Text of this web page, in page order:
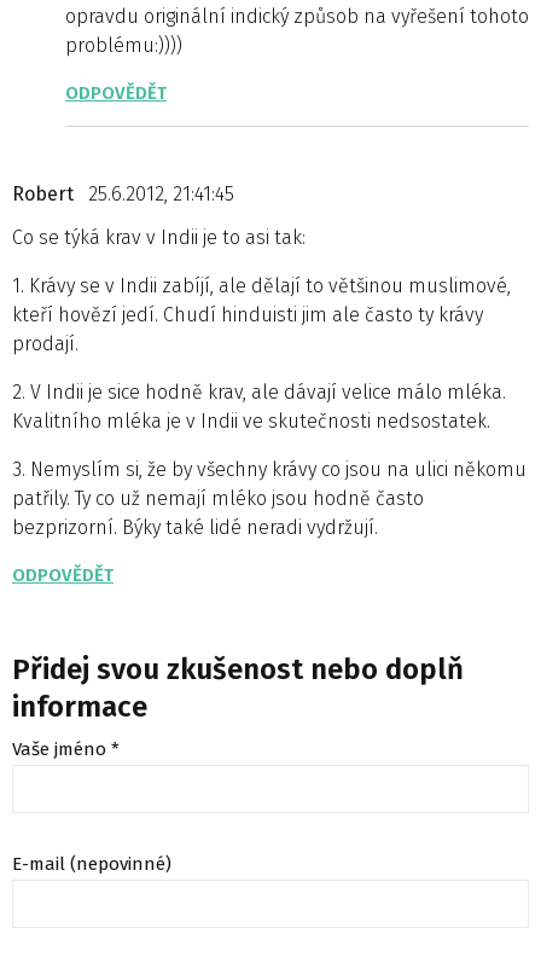
opravdu originální indický způsob na vyřešení tohoto
problému:))))
ODPOVĚDĚT
Robert
25.6.2012, 21:41:45
Co se týká krav v Indii je to asi tak:
1. Krávy se v Indii zabíjí, ale dělají to většinou muslimové,
kteří hovězí jedí. Chudí hinduisti jim ale často ty krávy
prodají.
2. V Indii je sice hodně krav, ale dávají velice málo mléka.
Kvalitního mléka je v Indii ve skutečnosti nedsostatek.
3. Nemyslím si, že by všechny krávy co jsou na ulici někomu
patřily. Ty co už nemají mléko jsou hodně často
bezprizorní. Býky také lidé neradi vydržují.
ODPOVĚDĚT
Přidej svou zkušenost nebo doplň
informace
Vaše jméno *
E-mail (nepovinné)